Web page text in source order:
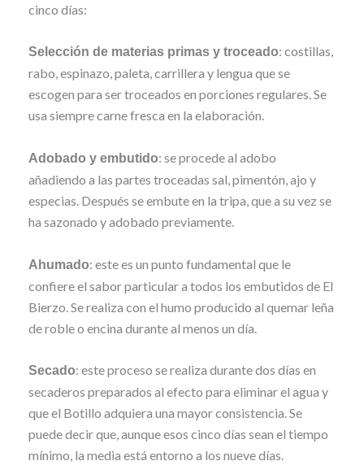
cinco días:
Selección de materias primas y troceado: costillas,
rabo, espinazo, paleta, carrillera y lengua que se
escogen para ser troceados en porciones regulares. Se
usa siempre carne fresca en la elaboración.
Adobado y embutido: se procede al adobo
añadiendo a las partes troceadas sal, pimentón, ajo y
especias. Después se embute en la tripa, que a su vez se
ha sazonado y adobado previamente.
Ahumado: este es un punto fundamental que le
confiere el sabor particular a todos los embutidos de El
Bierzo. Se realiza con el humo producido al quemar leña
de roble o encina durante al menos un día.
Secado: este proceso se realiza durante dos días en
secaderos preparados al efecto para eliminar el agua y
que el Botillo adquiera una mayor consistencia. Se
puede decir que, aunque esos cinco días sean el tiempo
mínimo, la media está entorno a los nueve días.